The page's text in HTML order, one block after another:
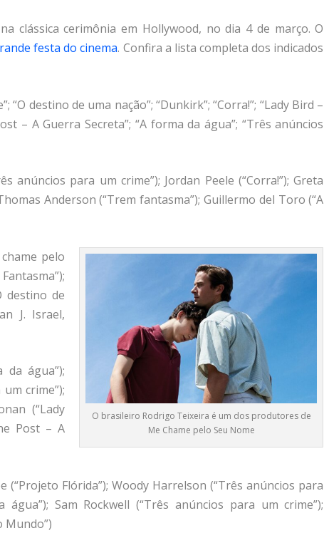
clássica cerimônia em Hollywood, no dia 4 de março. O
festa do cinema. Confira a lista completa dos indicados
“O destino de uma nação”; “Dunkirk”; “Corra!”; “Lady Bird –
– A Guerra Secreta”; “A forma da água”; “Três anúncios
anúncios para um crime”); Jordan Peele (“Corra!”); Greta
Anderson (“Trem fantasma”); Guillermo del Toro (“A
O brasileiro Rodrigo Teixeira é um dos produtores de
Me Chame pelo Seu Nome
pelo
destino de
J. Israel,
da água”);
crime”);
(“Lady
Post – A
(“Projeto Flórida”); Woody Harrelson (“Três anúncios para
água”); Sam Rockwell (“Três anúncios para um crime”);
Mundo”)